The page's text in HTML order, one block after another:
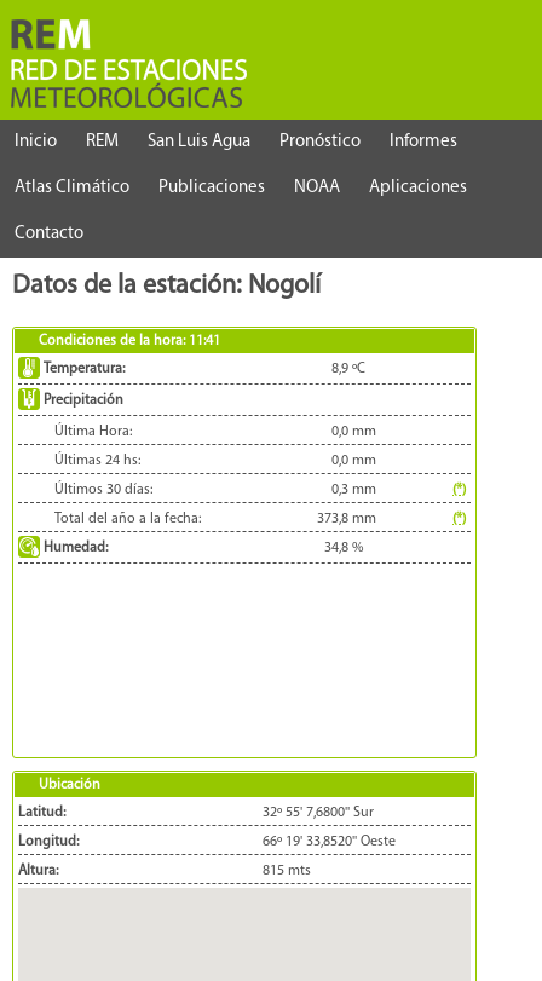
Inicio REM San Luis Agua Pronóstico Informes
Atlas Climático Publicaciones NOAA Aplicaciones
Contacto
Datos de la estación: Nogolí
Condiciones de la hora: 11:41
Temperatura:
8,9 ºC
Precipitación
Última Hora: 0,0 mm
Últimas 24 hs:
0,0 mm
Últimos 30 días:
0,3 mm
(*)
Total del año a la fecha:
373,8 mm
(*)
Humedad:
34,8 %
Ubicación
Latitud:
32º 55' 7,6800'' Sur
Longitud:
66º 19' 33,8520'' Oeste
Altura:
815 mts